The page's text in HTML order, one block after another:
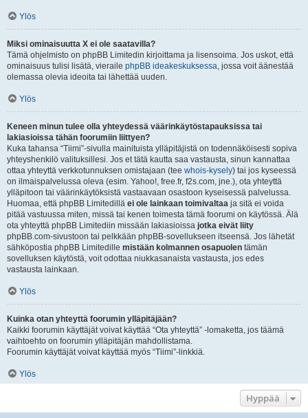
Ylös
Miksi ominaisuutta X ei ole saatavilla?
Tämä ohjelmisto on phpBB Limitedin kirjoittama ja lisensoima. Jos uskot, että
ominaisuus tulisi lisätä, vieraile phpBB ideakeskuksessa, jossa voit äänestää
olemassa olevia ideoita tai lähettää uuden.
Ylös
Keneen minun tulee olla yhteydessä väärinkäytöstapauksissa tai
lakiasioissa tähän foorumiin liittyen?
Kuka tahansa “Tiimi”-sivulla mainituista ylläpitäjistä on todennäköisesti sopiva
yhteyshenkilö valituksillesi. Jos et tätä kautta saa vastausta, sinun kannattaa
ottaa yhteyttä verkkotunnuksen omistajaan (tee whois-kysely) tai jos kyseessä
on ilmaispalvelussa oleva (esim. Yahoo!, free.fr, f2s.com, jne.), ota yhteyttä
ylläpitoon tai väärinkäytöksistä vastaavaan osastoon kyseisessä palvelussa.
Huomaa, että phpBB Limitedillä ei ole lainkaan toimivaltaa ja sitä ei voida
pitää vastuussa miten, missä tai kenen toimesta tämä foorumi on käytössä. Älä
ota yhteyttä phpBB Limitediin missään lakiasioissa jotka eivät liity
phpBB.com-sivustoon tai pelkkään phpBB-sovellukseen itseensä. Jos lähetät
sähköpostia phpBB Limitedille mistään kolmannen osapuolen tämän
sovelluksen käytöstä, voit odottaa niukkasanaista vastausta, jos edes
vastausta lainkaan.
Ylös
Kuinka otan yhteyttä foorumin ylläpitäjään?
Kaikki foorumin käyttäjät voivat käyttää “Ota yhteyttä” -lomaketta, jos täämä
vaihtoehto on foorumin ylläpitäjän mahdollistama.
Foorumin käyttäjät voivat käyttää myös “Tiimi”-linkkiä.
Ylös
Hyppää